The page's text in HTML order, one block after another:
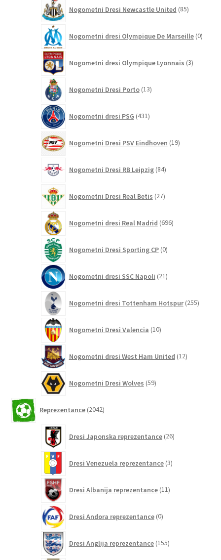
Nogometni Dresi Newcastle United 85izdelkov
Nogometni dresi Olympique De Marseille 0
Nogometni dresi Olympique Lyonnais 3izdelki
Nogometni Dresi Porto 13izdelkov
Nogometni dresi PSG 431izdelkov
Nogometni Dresi PSV Eindhoven 19izdelkov
Nogometni Dresi RB Leipzig 84izdelkov
Nogometni Dresi Real Betis 27izdelkov
Nogometni dresi Real Madrid 696izdelkov
Nogometni Dresi Sporting CP 0izdelkov
Nogometni dresi SSC Napoli 21izdelkov
Nogometni dresi Tottenham Hotspur 255
Nogometni Dresi Valencia 10izdelkov
Nogometni dresi West Ham United 12izdelkov
Nogometni Dresi Wolves 59izdelkov
Reprezentance 2042izdelkov
Dresi Japonska reprezentance 26izdelkov
Dresi Venezuela reprezentance 3izdelki
Dresi Albanija reprezentance 11izdelkov
Dresi Andora reprezentance 0izdelkov
Dresi Anglija reprezentance 155izdelkov